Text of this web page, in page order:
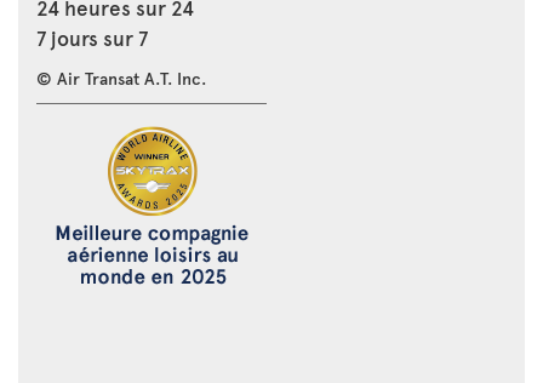
24 heures sur 24
7 jours sur 7
© Air Transat A.T. Inc.